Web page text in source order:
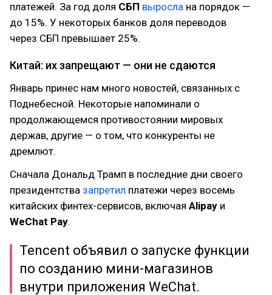
платежей. За год доля СБП выросла на порядок —
до 15%. У некоторых банков доля переводов
через СБП превышает 25%.
Китай: их запрещают — они не сдаются
Январь принес нам много новостей, связанных с
Поднебесной. Некоторые напоминали о
продолжающемся противостоянии мировых
держав, другие — о том, что конкуренты не
дремлют.
Сначала Дональд Трамп в последние дни своего
президентства запретил платежи через восемь
китайских финтех-сервисов, включая Alipay и
WeChat Pay.
Tencent объявил о запуске функции
по созданию мини-магазинов
внутри приложения WeChat.